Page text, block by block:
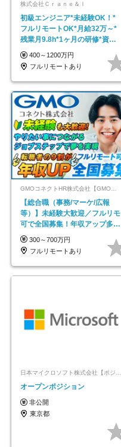
株式会社Ｃｒａｎｅ＆Ｉ
初級エンジニア*未経験OK！*
フルリモートOK*月給32万～*
残業月9.8h*1ヶ月の研修*資格
取得率100％
400～1200万円
フルリモートあり
GMOコネクトHR株式会社【GMOインターネットグループ】
【総合職（事務/マーケ/広報
等）】未経験大歓迎／フルリモ
可で全国募集！年収アップ多数
★年休最大130日★
300～700万円
フルリモートあり
オープンポジション
非公開
東京都